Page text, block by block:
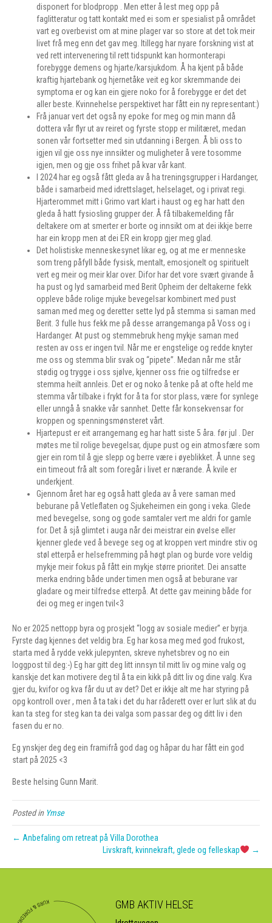
disponert for blodpropp . Men etter å lest meg opp på
faglitteratur og tatt kontakt med ei som er spesialist på området
vart eg overbevist om at mine plager var so store at det tok meir
livet frå meg enn det gav meg. Itillegg har nyare forskning vist at
ved rett intervenering til rett tidspunkt kan hormonterapi
forebygge demens og hjarte/karsjukdom. Å ha kjent på både
kraftig hjartebank og hjernetåke veit eg kor skremmande dei
symptoma er og kan ein gjere noko for å forebygge er det det
aller beste. Kvinnehelse perspektivet har fått ein ny representant:)
Frå januar vert det også ny epoke for meg og min mann då
dottera vår flyr ut av reiret og fyrste stopp er militæret, medan
sonen vår fortsetter med sin utdanning i Bergen. Å bli oss to
igjen vil gje oss nye innsikter og muligheter å vere tosomme
igjen, men og gje oss frihet på kvar vår kant.
I 2024 har eg også fått gleda av å ha treningsgrupper i Hardanger,
både i samarbeid med idrettslaget, helselaget, og i privat regi.
Hjarterommet mitt i Grimo vart klart i haust og eg har hatt den
gleda å hatt fysiosling grupper der. Å få tilbakemelding får
deltakere om at smerter er borte og innsikt om at dei ikkje berre
har ein kropp men at dei ER ein kropp gjer meg glad.
Det holistiske menneskesynet likar eg, og at me er menneske
som treng påfyll både fysisk, mentalt, emosjonelt og spirituelt
vert eg meir og meir klar over. Difor har det vore svært givande å
ha pust og lyd samarbeid med Berit Opheim der deltakerne fekk
oppleve både rolige mjuke bevegelsar kombinert med pust
saman med meg og deretter sette lyd på stemma si saman med
Berit. 3 fulle hus fekk me på desse arrangemanga på Voss og i
Hardanger. At pust og stemmebruk heng mykje saman med
resten av oss er ingen tvil. Når me er engstelige og redde knyter
me oss og stemma blir svak og “pipete”. Medan når me står
stødig og trygge i oss sjølve, kjenner oss frie og tilfredse er
stemma heilt annleis. Det er og noko å tenke på at ofte held me
stemma vår tilbake i frykt for å ta for stor plass, være for synlege
eller unngå å snakke vår sannhet. Dette får konsekvensar for
kroppen og spenningsmønsteret vårt.
Hjartepust er eit arrangemang eg har hatt siste 5 åra. før jul . Der
møtes me til rolige bevegelsar, djupe pust og ein atmosfære som
gjer ein rom til å gje slepp og berre være i øyeblikket. Å unne seg
ein timeout frå alt som foregår i livet er nærande. Å kvile er
underkjent.
Gjennom året har eg også hatt gleda av å vere saman med
beburane på Vetleflaten og Sjukeheimen ein gong i veka. Glede
med bevegelse, song og gode samtaler vert me aldri for gamle
for. Det å sjå glimtet i auga når dei meistrar ein øvelse eller
kjenner glede ved å bevege seg og at kroppen vert mindre stiv og
støl etterpå er helsefremming på høgt plan og burde vore veldig
mykje meir fokus på fått ein mykje større prioritet. Dei ansatte
merka endring både under timen men også at beburane var
gladare og meir tilfredse etterpå. At dette gav meining både for
dei og meg er ingen tvil<3
No er 2025 nettopp byra og prosjekt “logg av sosiale medier” er byrja.
Fyrste dag kjennes det veldig bra. Eg har kosa meg med god frukost,
starta med å rydde vekk julepynten, skreve nyhetsbrev og no ein
loggpost til deg:-) Eg har gitt deg litt innsyn til mitt liv og mine valg og
kanskje det kan motivere deg til å ta ein kikk på ditt liv og dine valg. Kva
gjer du, kvifor og kva får du ut av det? Det er ikkje alt me har styring på
opg kontroll over , men å ta tak i det du har råderett over er lurt slik at du
kan ta steg for steg kan ta dei valga som passar deg og ditt liv i den
fasen du er no.
Eg ynskjer deg deg ein framifrå god dag og håpar du har fått ein god
start på 2025 <3
Beste helsing Gunn Marit.
Posted in Ymse
← Anbefaling om retreat på Villa Dorothea
Livskraft, kvinnekraft, glede og felleskap
→
GMB AKTIV HELSE